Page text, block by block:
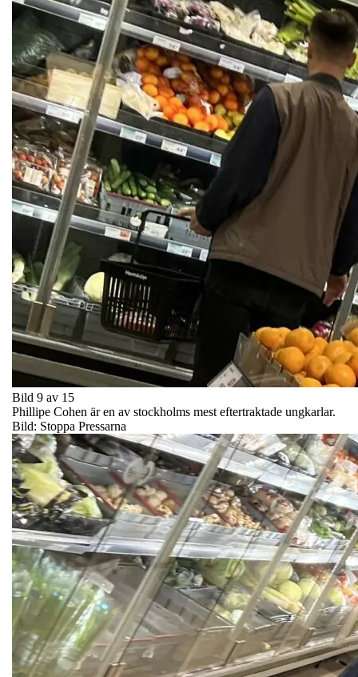
Bild 9 av 15
Phillipe Cohen är en av stockholms mest eftertraktade ungkarlar.
Bild: Stoppa Pressarna